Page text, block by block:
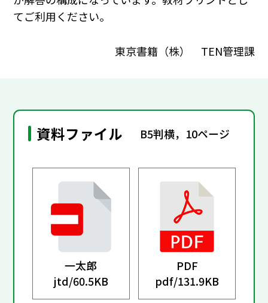
てご利用ください。
東京書籍（株） TEN管理課
資料ファイル B5判横，10ページ
一太郎
jtd/60.5KB
PDF
pdf/131.9KB